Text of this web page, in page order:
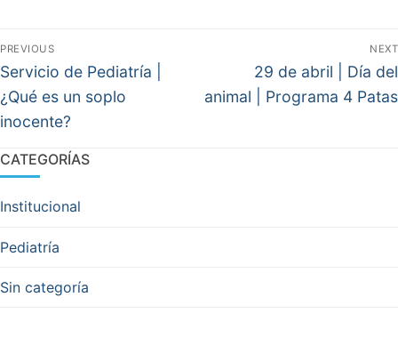
Navegación
de
entradas
PREVIOUS
Previous
post:
Servicio de Pediatría |
¿Qué es un soplo
inocente?
NEXT
Next
post:
29 de abril | Día del
animal | Programa 4 Patas
CATEGORÍAS
Institucional
Pediatría
Sin categoría